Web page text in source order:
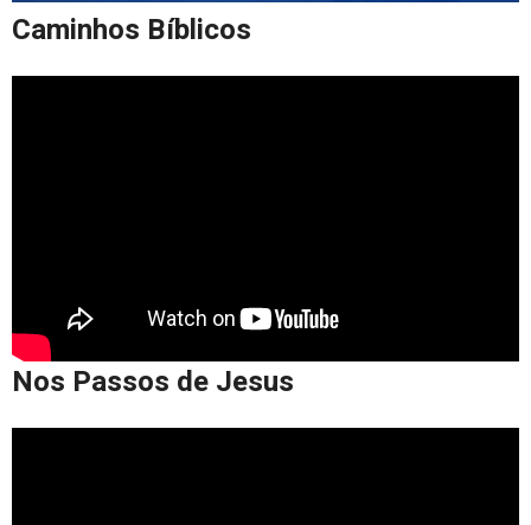
Caminhos Bíblicos
Nos Passos de Jesus